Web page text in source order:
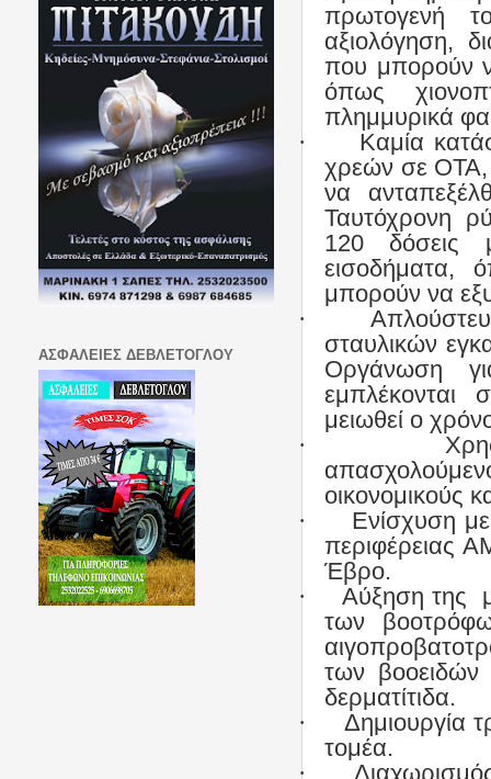
πρωτογενή
αξιολόγηση,
που μπορούν
όπως
πλημμυρικά
·
Καμία
χρεών σε ΟΤΑ,
να
Ταυτόχρονη
120 δόσεις
εισοδήματα,
μπορούν να
·
σταυλικών
Οργάνωση
εμπλέκονται
μειωθεί ο
·
οικονομικούς
·
Ενίσχυση
περιφέρειας
Έβρο.
·
Αύξηση της
των
των
δερματίτιδα.
·
Δημιουργία
τομέα.
·
ΑΣΦΑΛΕΙΕΣ ΔΕΒΛΕΤΟΓΛΟΥ